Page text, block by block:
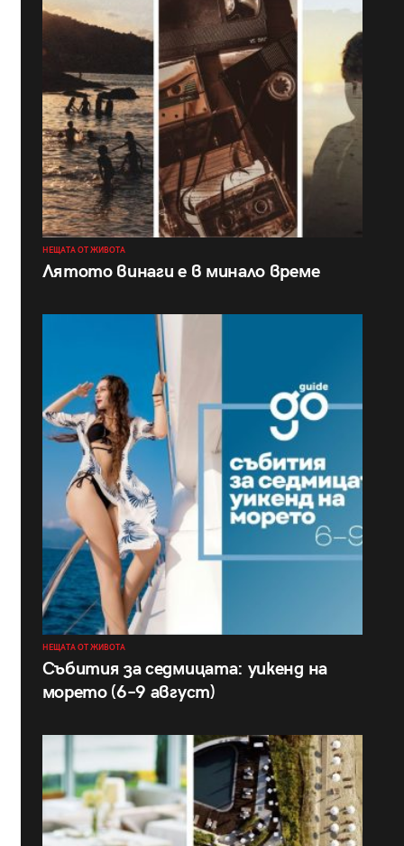
НЕЩАТА ОТ ЖИВОТА
Лятото винаги е в минало време
НЕЩАТА ОТ ЖИВОТА
Събития за седмицата: уикенд на
морето (6–9 август)